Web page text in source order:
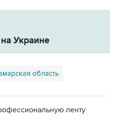
Украине
область
ленту